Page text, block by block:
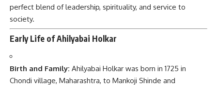
perfect blend of leadership, spirituality, and service to
society.
Early Life of Ahilyabai Holkar
Birth and Family: Ahilyabai Holkar was born in 1725 in
Chondi village, Maharashtra, to Mankoji Shinde and